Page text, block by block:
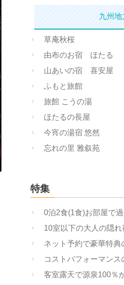
九州地
草庵秋桜
由布のお宿 ほたる
山あいの宿 喜安屋
ふもと旅館
旅館 こうの湯
ほたるの長屋
今宵の湯宿 悠然
忘れの里 雅叙苑
特集
0泊2食(1食)お部屋で
10室以下の大人の隠れ
ネット予約で豪華特典
コストパフォーマンス
客室露天で源泉100％